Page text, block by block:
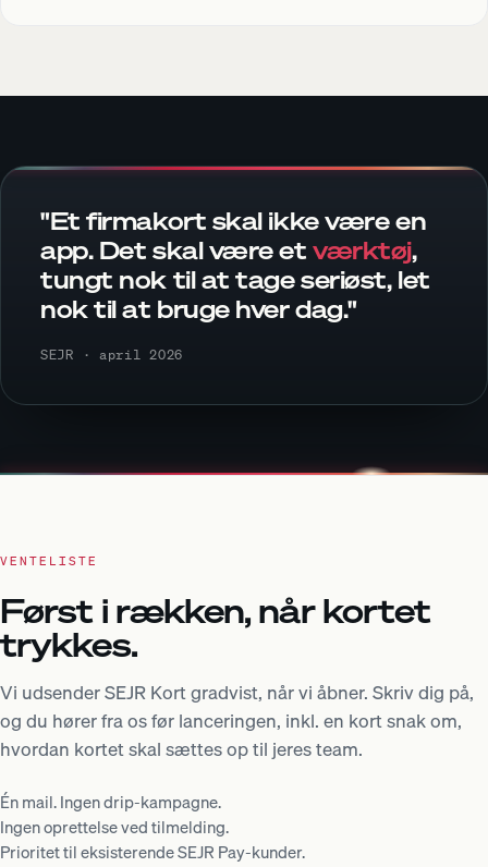
"Et firmakort skal ikke være en
app. Det skal være etværktøj,
tungt nok til at tage seriøst, let
nok til at bruge hver dag."
SEJR · april 2026
VENTELISTE
Først i rækken, når kortet
trykkes.
Vi udsender SEJR Kort gradvist, når vi åbner. Skriv dig på,
og du hører fra os før lanceringen, inkl. en kort snak om,
hvordan kortet skal sættes op til jeres team.
Én mail. Ingen drip-kampagne.
Ingen oprettelse ved tilmelding.
Prioritet til eksisterende SEJR Pay-kunder.